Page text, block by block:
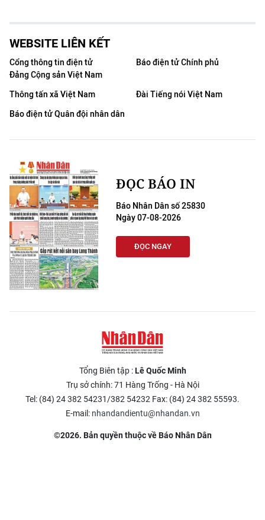
WEBSITE LIÊN KẾT
Cổng thông tin điện tử
Đảng Cộng sản Việt Nam
Báo điện tử Chính phủ
Thông tấn xã Việt Nam
Đài Tiếng nói Việt Nam
Báo điện tử Quân đội nhân dân
ĐỌC BÁO IN
Báo Nhân Dân số 25830
Ngày 07-08-2026
ĐỌC NGAY
Tổng Biên tập :Lê Quốc Minh
Trụ sở chính: 71 Hàng Trống - Hà Nội
Tel: (84) 24 382 54231/382 54232 Fax: (84) 24 382 55593.
E-mail: nhandandientu@nhandan.vn
©2026. Bản quyền thuộc về Báo Nhân Dân